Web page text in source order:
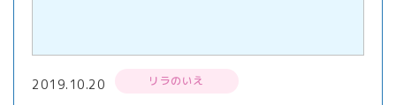
2019.10.20 リラのいえ